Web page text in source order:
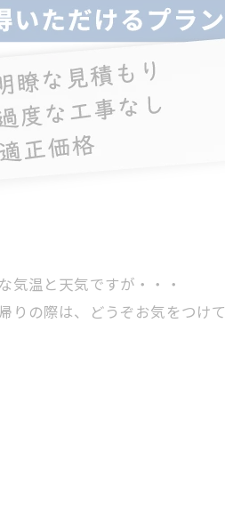
気温と天気ですが・・・
りの際は、どうぞお気をつけて